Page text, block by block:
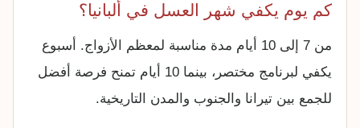
كم يوم يكفي شهر العسل في ألبانيا؟
من 7 إلى 10 أيام مدة مناسبة لمعظم الأزواج. أسبوع
يكفي لبرنامج مختصر، بينما 10 أيام تمنح فرصة أفضل
للجمع بين تيرانا والجنوب والمدن التاريخية.